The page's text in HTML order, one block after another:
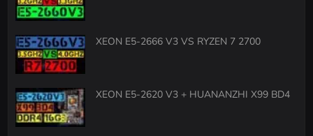
XEON E5-2666 V3 VS RYZEN 7 2700
XEON E5-2620 V3 + HUANANZHI X99 BD4